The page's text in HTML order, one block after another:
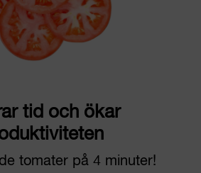
tid och ökar
tomater på 4 minuter!